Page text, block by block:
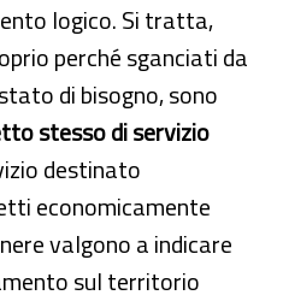
logico. Si tratta,
perché sganciati da
di bisogno, sono
stesso di servizio
destinato
economicamente
valgono a indicare
sul territorio